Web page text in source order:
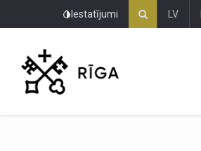
Iestatījumi LV